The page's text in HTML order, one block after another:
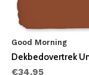
Good Morning
Dekbedovertrek
€34,95